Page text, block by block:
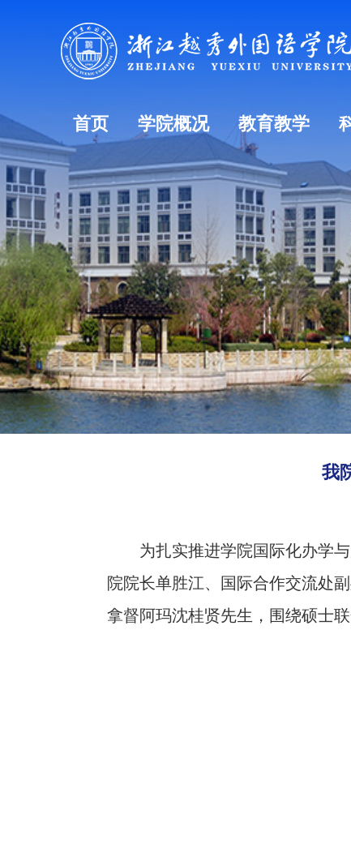
首页 学院概况 教育教学
我
为扎实推进学院国际化办学
院院长单胜江、国际合作交流处
拿督阿玛沈桂贤先生，围绕硕士